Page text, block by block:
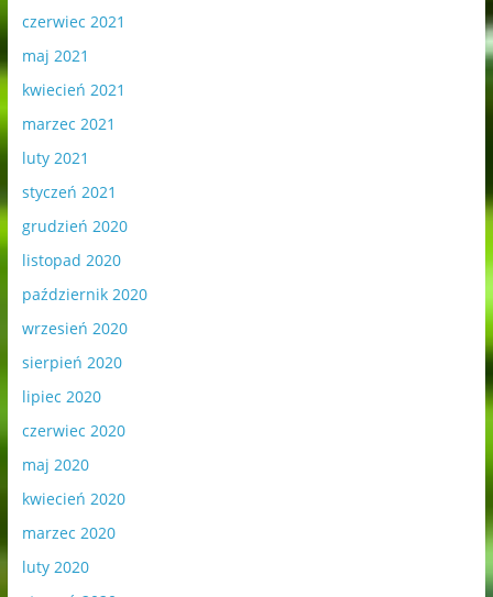
czerwiec 2021
maj 2021
kwiecień 2021
marzec 2021
luty 2021
styczeń 2021
grudzień 2020
listopad 2020
październik 2020
wrzesień 2020
sierpień 2020
lipiec 2020
czerwiec 2020
maj 2020
kwiecień 2020
marzec 2020
luty 2020